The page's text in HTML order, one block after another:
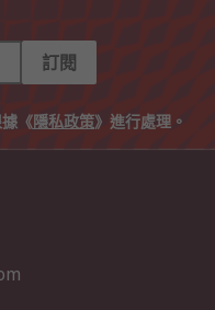
訂閱
《隱私政策》進行處理。